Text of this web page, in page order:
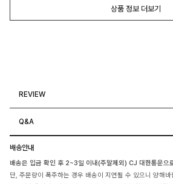
상품 정보 더보기
REVIEW
Q&A
배송안내
배송은 입금 확인 후 2~3일 이내(주말제외) CJ 대한통운으
단, 주문량이 폭주하는 경우 배송이 지연될 수 있으니 양해바